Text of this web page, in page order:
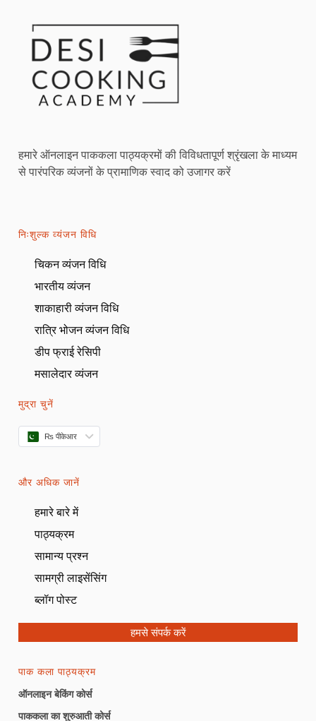
हमारे ऑनलाइन पाककला पाठ्यक्रमों की विविधतापूर्ण श्रृंखला के माध्यम
से पारंपरिक व्यंजनों के प्रामाणिक स्वाद को उजागर करें
निःशुल्क व्यंजन विधि
चिकन व्यंजन विधि
भारतीय व्यंजन
शाकाहारी व्यंजन विधि
रात्रि भोजन व्यंजन विधि
डीप फ्राई रेसिपी
मसालेदार व्यंजन
मुद्रा चुनें
₨ पीकेआर
और अधिक जानें
हमारे बारे में
पाठ्यक्रम
सामान्य प्रश्न
सामग्री लाइसेंसिंग
ब्लॉग पोस्ट
हमसे संपर्क करें
पाक कला पाठ्यक्रम
ऑनलाइन बेकिंग कोर्स
पाककला का शुरुआती कोर्स